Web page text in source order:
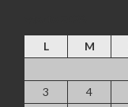
L M
3
4